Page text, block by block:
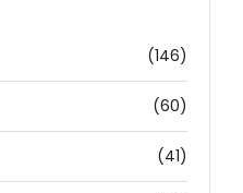
(146)
(60)
(41)